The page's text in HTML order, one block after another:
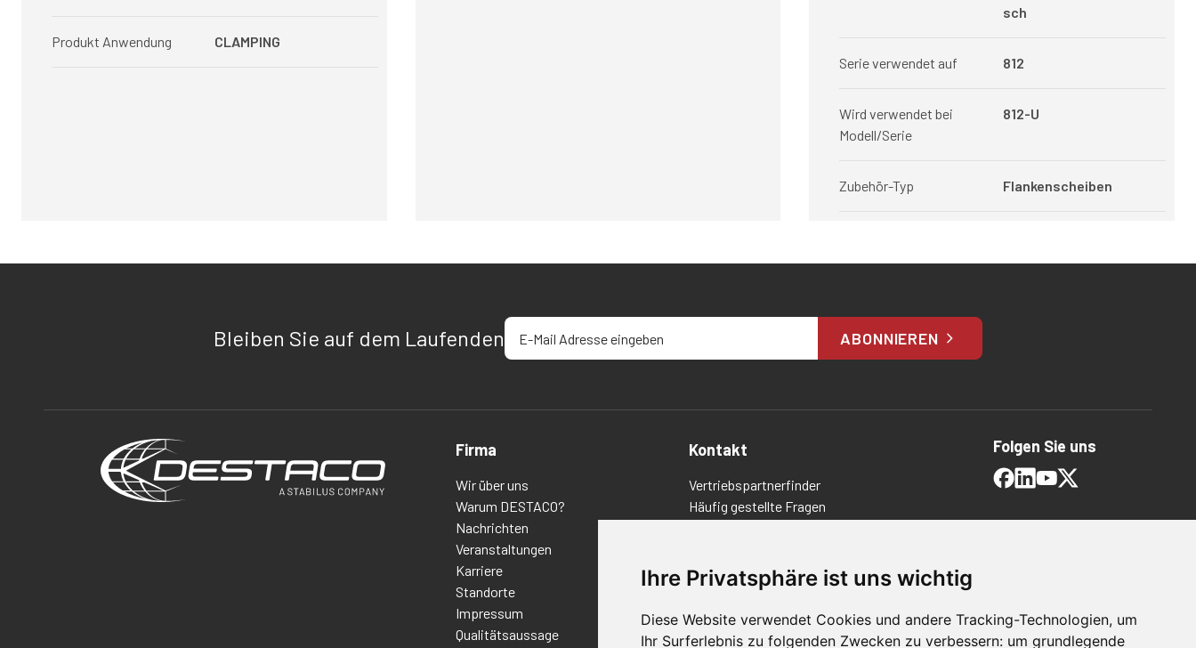
Ihre Privatsphäre ist uns wichtig
Diese Website verwendet Cookies und andere Tracking-Technologien, um
Ihr Surferlebnis zu folgenden Zwecken zu verbessern: um grundlegende
Produkt Anwendung CLAMPING
sch
Serie verwendet auf 812
Wird verwendet bei
Modell/Serie
812-U
Zubehör-Typ Flankenscheiben
Bleiben Sie auf dem LaufendenE-Mail-Adresse eingeben
ABONNIEREN
Firma
Wir über uns
Warum DESTACO?
Nachrichten
Veranstaltungen
Karriere
Standorte
Impressum
Qualitätsaussage
Kontakt
Vertriebspartnerfinder
Häufig gestellte Fragen
Richtlinien/AGBs
Folgen Sie uns